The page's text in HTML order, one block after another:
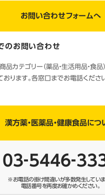
お問い合わせフォームへ
のお問い合わせ
品カテゴリー（薬品・生活用品・食
おります。各窓口までお電話くださ
漢方薬・医薬品・健康食品につ
※お電話の掛け間違いが多数発生していま
電話番号を再度お確かめください。